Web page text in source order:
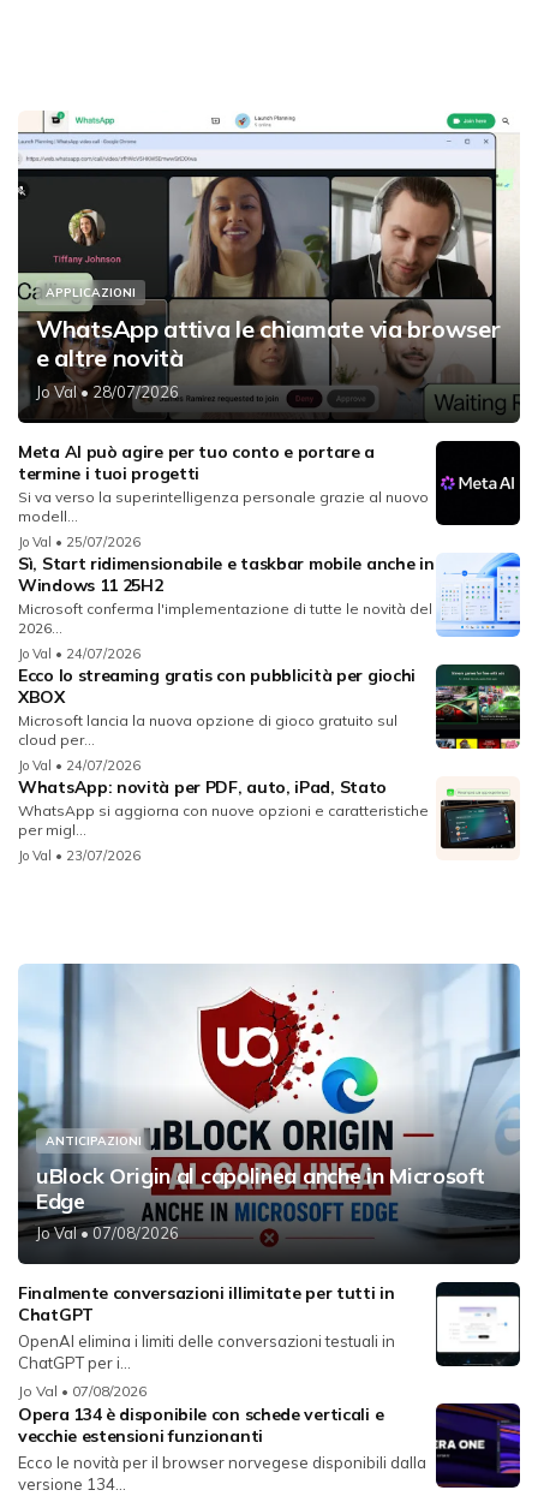
APPLICAZIONI
WhatsApp attiva le chiamate via browser
e altre novità
Jo Val• 28/07/2026
Meta AI può agire per tuo conto e portare a
termine i tuoi progetti
Si va verso la superintelligenza personale grazie al nuovo
modell...
Jo Val • 25/07/2026
Sì, Start ridimensionabile e taskbar mobile anche in
Windows 11 25H2
Microsoft conferma l'implementazione di tutte le novità del
2026...
Jo Val • 24/07/2026
Ecco lo streaming gratis con pubblicità per giochi
XBOX
Microsoft lancia la nuova opzione di gioco gratuito sul
cloud per...
Jo Val • 24/07/2026
WhatsApp: novità per PDF, auto, iPad, Stato
WhatsApp si aggiorna con nuove opzioni e caratteristiche
per migl...
Jo Val • 23/07/2026
ANTICIPAZIONI
uBlock Origin al capolinea anche in Microsoft
Edge
Jo Val• 07/08/2026
Finalmente conversazioni illimitate per tutti in
ChatGPT
OpenAI elimina i limiti delle conversazioni testuali in
ChatGPT per i...
Jo Val • 07/08/2026
Opera 134 è disponibile con schede verticali e
vecchie estensioni funzionanti
Ecco le novità per il browser norvegese disponibili dalla
versione 134...